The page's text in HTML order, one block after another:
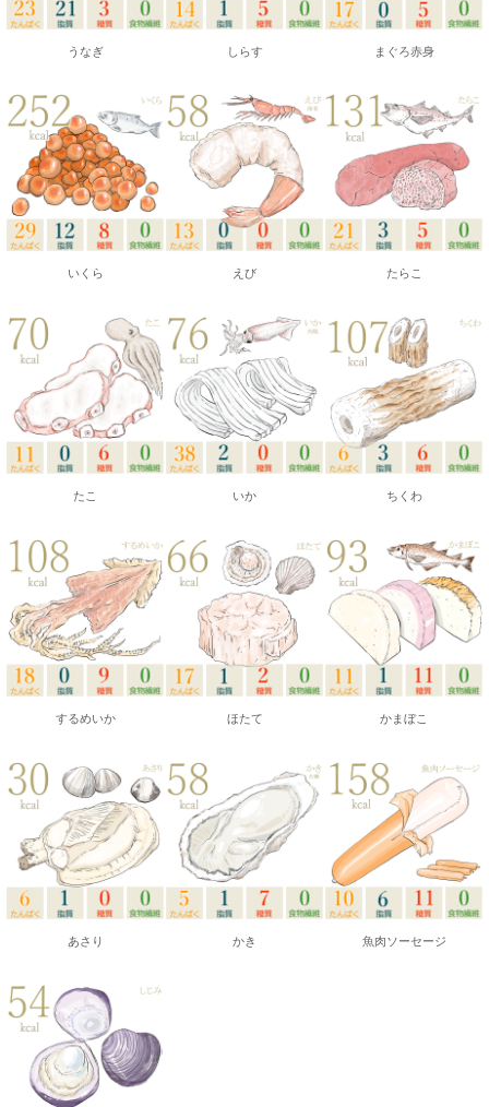
うなぎ
いくら
たこ
するめいか
あさり
しらす
えび
いか
ほたて
かき
まぐろ赤身
たらこ
ちくわ
かまぼこ
魚肉ソーセージ